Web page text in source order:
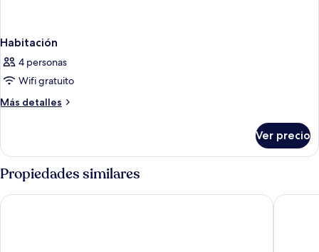
Habitación
4 personas
Wifi gratuito
Más detalles
Más
Ver precio
Propiedades similares
Royalton Splash Riviera Cancun, An Autograph Collection
Oleo